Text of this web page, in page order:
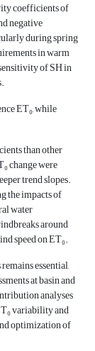
coefficients of
negative
during spring
in warm
of SH in
ET₀, while
than other
change were
trend slopes.
the impacts of
water
around
speed on ET₀.
essential,
at basin and
analyses
variability and
optimization of